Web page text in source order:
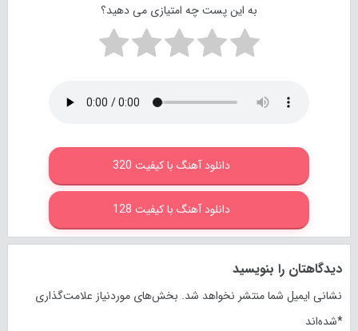
به این پست چه امتیازی می دهید؟
دانلود آهنگ با کیفیت 320
دانلود آهنگ با کیفیت 128
دیدگاهتان را بنویسید
نشانی ایمیل شما منتشر نخواهد شد. بخش‌های موردنیاز علامت‌گذاری
شده‌اند*